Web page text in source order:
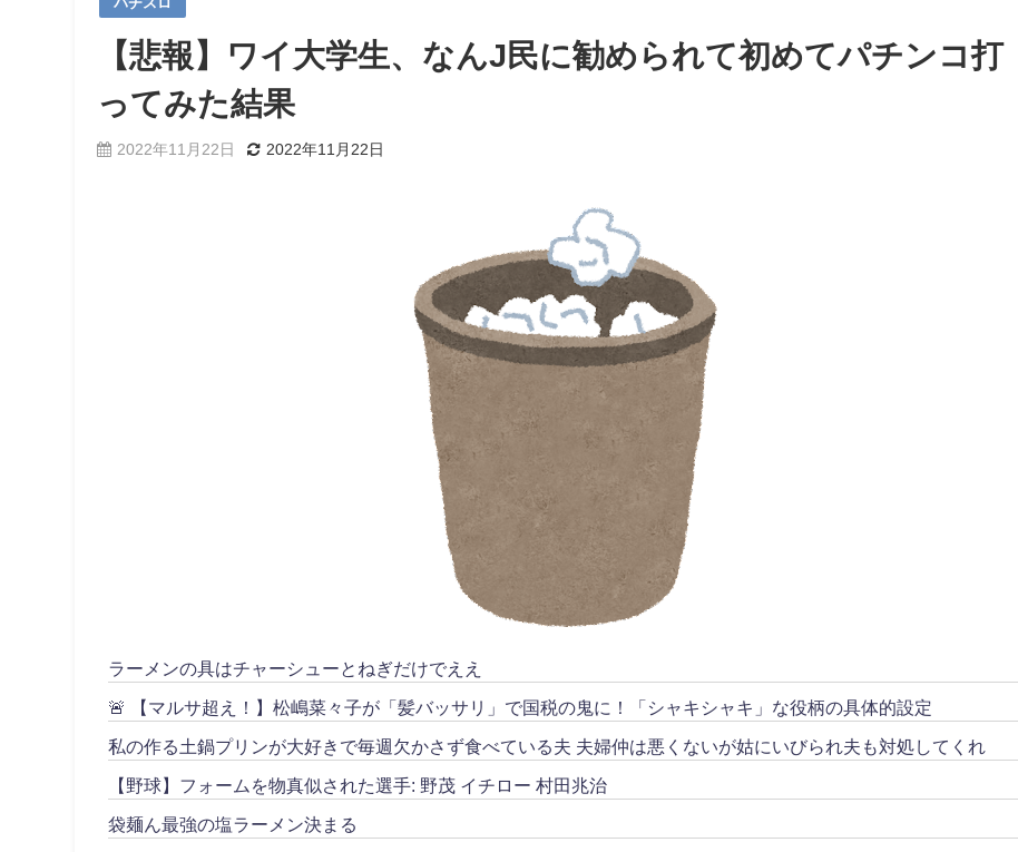
【悲報】ワイ大学生、なんJ民に勧められて初めてパチンコ打
ってみた結果
2022年11月22日 2022年11月22日
ラーメンの具はチャーシューとねぎだけでええ
🚨 【マルサ超え！】松嶋菜々子が「髪バッサリ」で国税の鬼に！「シャキシャキ」な役柄の具体的設定
私の作る土鍋プリンが大好きで毎週欠かさず食べている夫 夫婦仲は悪くないが姑にいびられ夫も対処してくれ
【野球】フォームを物真似された選手: 野茂 イチロー 村田兆治
袋麺ん最強の塩ラーメン決まる